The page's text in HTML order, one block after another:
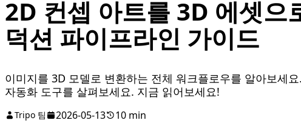
2D 컨셉 아트를 3D 에셋으
덕션 파이프라인 가이드
이미지를 3D 모델로 변환하는 전체 워크플로우를 알아보세
자동화 도구를 살펴보세요. 지금 읽어보세요!
Tripo 팀 2026-05-13 10 min